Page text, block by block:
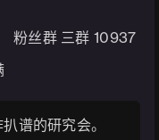
丝群 三群 10937
谱的研究会。